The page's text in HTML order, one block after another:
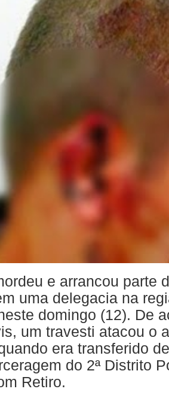
e arrancou parte
uma delegacia na
domingo (12). De
um travesti atacou o
era transferido
do 2ª Distrito
Retiro.